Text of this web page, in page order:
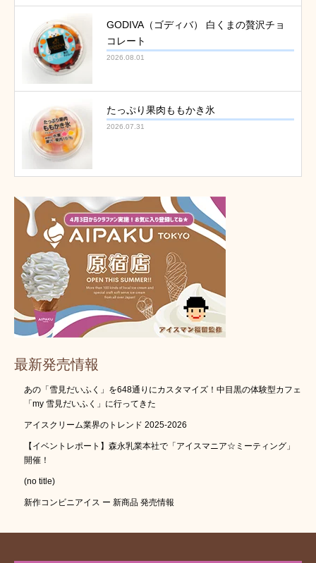
GODIVA（ゴディバ） 白くまの贅沢チョ
コレート
2026.08.01
たっぷり果肉ももかき氷
2026.07.31
最新発売情報
あの「雪見だいふく」を648通りにカスタマイズ！中目黒の体験型カフェ
「my 雪見だいふく」に行ってきた
アイスクリーム業界のトレンド 2025-2026
【イベントレポート】森永乳業本社で「アイスマニア☆ミーティング」
開催！
(no title)
新作コンビニアイス ー 新商品 発売情報